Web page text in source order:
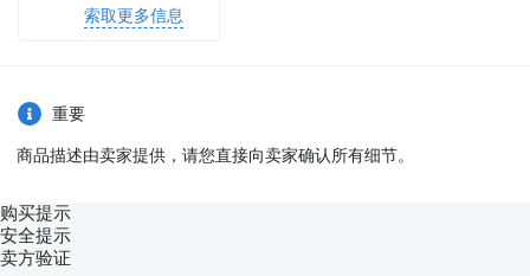
索取更多信息
重要
商品描述由卖家提供，请您直接向卖家确认所有细节。
购买提示
安全提示
卖方验证